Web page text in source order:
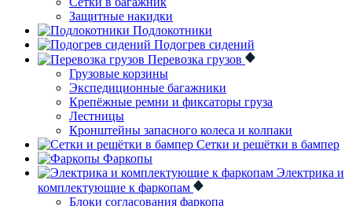
Защитные накидки
Подлокотники
Подогрев сидений
Перевозка грузов
Грузовые корзины
Экспедиционные багажники
Крепёжные ремни и фиксаторы груза
Лестницы
Кронштейны запасного колеса и колпаки
Сетки и решётки в бампер
Фаркопы
Электрика и
комплектующие к фаркопам
Блоки согласования фаркопа